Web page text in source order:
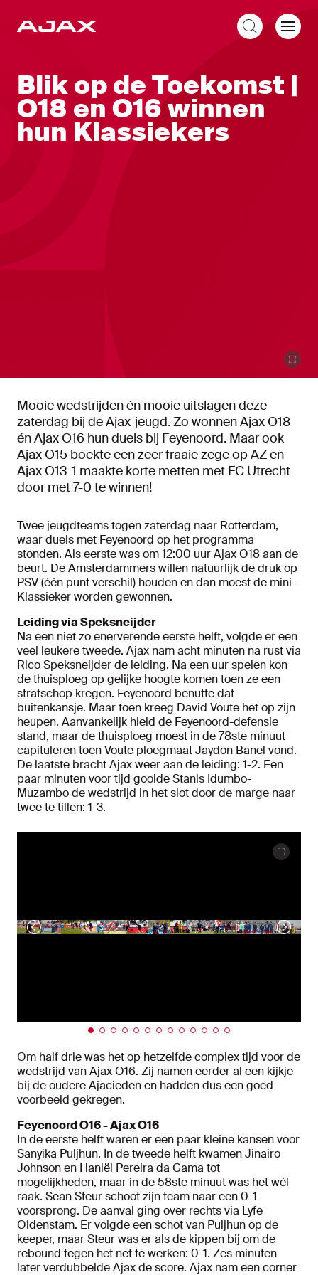
Blik op de Toekomst |
O18 en O16 winnen
hun Klassiekers
Mooie wedstrijden én mooie uitslagen deze
zaterdag bij de Ajax-jeugd. Zo wonnen Ajax O18
én Ajax O16 hun duels bij Feyenoord. Maar ook
Ajax O15 boekte een zeer fraaie zege op AZ en
Ajax O13-1 maakte korte metten met FC Utrecht
door met 7-0 te winnen!
Twee jeugdteams togen zaterdag naar Rotterdam,
waar duels met Feyenoord op het programma
stonden. Als eerste was om 12:00 uur Ajax O18 aan de
beurt. De Amsterdammers willen natuurlijk de druk op
PSV (één punt verschil) houden en dan moest de mini-
Klassieker worden gewonnen.
Leiding via Speksneijder
Na een niet zo enerverende eerste helft, volgde er een
veel leukere tweede. Ajax nam acht minuten na rust via
Rico Speksneijder de leiding. Na een uur spelen kon
de thuisploeg op gelijke hoogte komen toen ze een
strafschop kregen. Feyenoord benutte dat
buitenkansje. Maar toen kreeg David Voute het op zijn
heupen. Aanvankelijk hield de Feyenoord-defensie
stand, maar de thuisploeg moest in de 78ste minuut
capituleren toen Voute ploegmaat Jaydon Banel vond.
De laatste bracht Ajax weer aan de leiding: 1-2. Een
paar minuten voor tijd gooide Stanis Idumbo-
Muzambo de wedstrijd in het slot door de marge naar
twee te tillen: 1-3.
Om half drie was het op hetzelfde complex tijd voor de
wedstrijd van Ajax O16. Zij namen eerder al een kijkje
bij de oudere Ajacieden en hadden dus een goed
voorbeeld gekregen.
Feyenoord O16 - Ajax O16
In de eerste helft waren er een paar kleine kansen voor
Sanyika Puljhun. In de tweede helft kwamen Jinairo
Johnson en Haniël Pereira da Gama tot
mogelijkheden, maar in de 58ste minuut was het wél
raak. Sean Steur schoot zijn team naar een 0-1-
voorsprong. De aanval ging over rechts via Lyfe
Oldenstam. Er volgde een schot van Puljhun op de
keeper, maar Steur was er als de kippen bij om de
rebound tegen het net te werken: 0-1. Zes minuten
later verdubbelde Ajax de score. Ajax nam een corner